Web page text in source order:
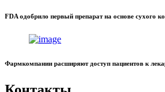
FDA одобрило первый препарат на основе сухого
Фармкомпании расширяют доступ пациентов к